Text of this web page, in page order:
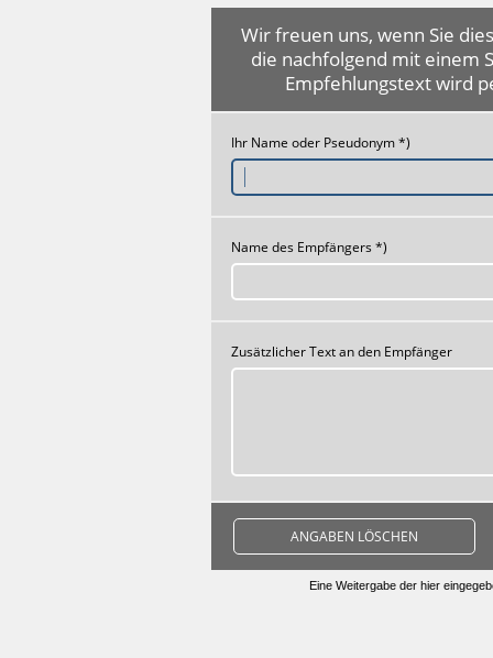
Wir freuen uns, wenn Sie
die nachfolgend mit einem
Empfehlungstext wird
Ihr Name oder Pseudonym *)
Name des Empfängers *)
Zusätzlicher Text an den Empfänger
ANGABEN LÖSCHEN
Eine Weitergabe der hier